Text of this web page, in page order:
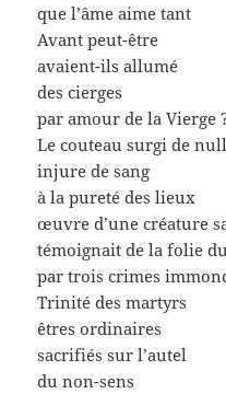
que l’âme aime tant
Avant peut-être
avaient-ils allumé
des cierges
par amour de la Vierge
Le couteau surgi de
injure de sang
à la pureté des lieux
œuvre d’une créature
témoignait de la folie
par trois crimes
Trinité des martyrs
êtres ordinaires
sacrifiés sur l’autel
du non-sens